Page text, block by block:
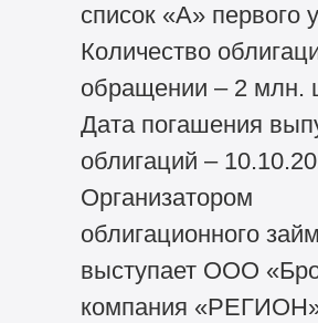
список «А» первого
Количество
обращении – 2 млн.
Дата погашения
облигаций –
Организатором
облигационного
выступает ООО
компания